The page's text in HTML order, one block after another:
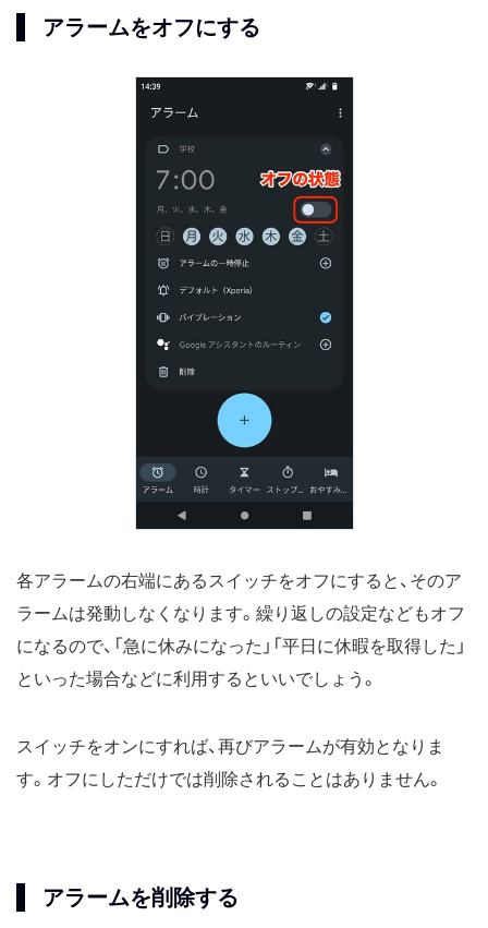
アラームをオフにする
各アラームの右端にあるスイッチをオフにすると、そのア
ラームは発動しなくなります。繰り返しの設定などもオフ
になるので、「急に休みになった」「平日に休暇を取得した」
といった場合などに利用するといいでしょう。
スイッチをオンにすれば、再びアラームが有効となりま
す。オフにしただけでは削除されることはありません。
アラームを削除する